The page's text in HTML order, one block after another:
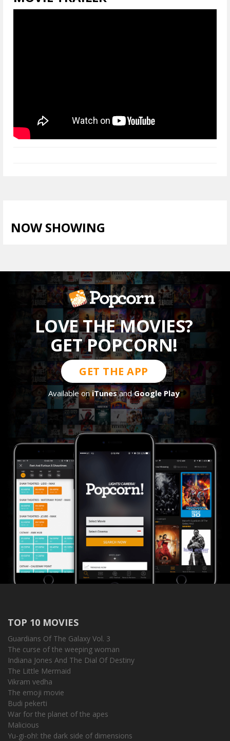
NOW SHOWING
LOVE THE MOVIES?
GET POPCORN!
GET THE APP
Available oniTunesandGoogle Play
TOP 10 MOVIES
Guardians Of The Galaxy Vol. 3
The curse of the weeping woman
Indiana Jones And The Dial Of Destiny
The Little Mermaid
Vikram vedha
The emoji movie
Budi pekerti
War for the planet of the apes
Malicious
Yu-gi-oh!: the dark side of dimensions